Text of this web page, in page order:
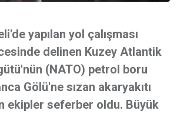
yapılan yol çalışması
delinen Kuzey Atlantik
(NATO) petrol boru
Gölü'ne sızan akaryakıtı
ekipler seferber oldu. Büyük